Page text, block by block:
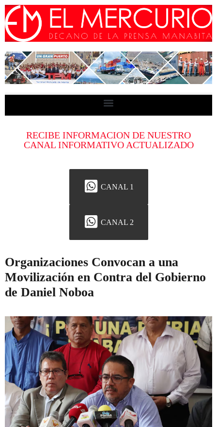
RECIBE INFORMACION DE NUESTRO
CANAL INFORMATIVO ACTUALIZADO
CANAL 1
CANAL 2
Organizaciones Convocan a una
Movilización en Contra del Gobierno
de Daniel Noboa